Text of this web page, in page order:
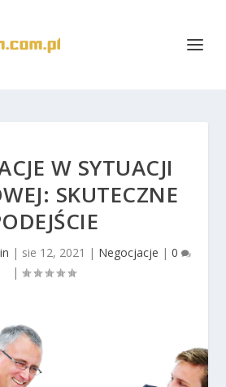
W SYTUACJI
SKUTECZNE
| sie 12, 2021 | Negocjacje | 0
|